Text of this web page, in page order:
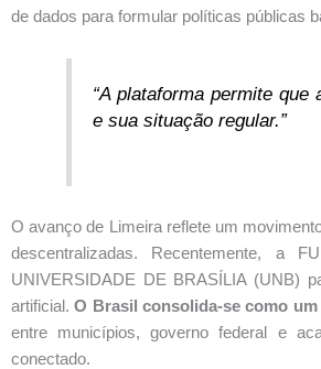
de dados para formular políticas públicas
“A plataforma permite
e sua situação regular.”
O avanço de Limeira reflete um
descentralizadas. Recentemente, a
UNIVERSIDADE DE BRASÍLIA (UNB)
artificial.O Brasil consolida-se como
entre municípios, governo federal e
conectado.